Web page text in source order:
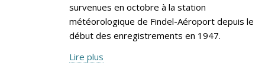
survenues en octobre à la station
météorologique de Findel-Aéroport depuis le
début des enregistrements en 1947.
Lire plus